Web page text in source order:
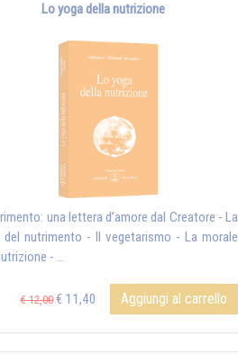
Lo yoga della nutrizione
una lettera d’amore dal Creatore - La
del nutrimento - Il vegetarismo - La morale
- ...
€ 12,00 € 11,40 Aggiungi al carrello